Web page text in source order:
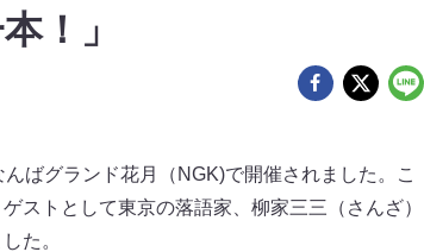
！」
ばグランド花月（NGK)で開催されました。こ
ストとして東京の落語家、柳家三三（さんざ）
た。